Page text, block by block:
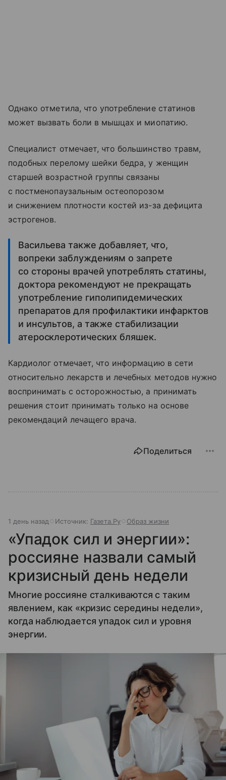
Однако отметила, что употребление статинов
может вызвать боли в мышцах и миопатию.
Специалист отмечает, что большинство травм,
подобных перелому шейки бедра, у женщин
старшей возрастной группы связаны
с постменопаузальным остеопорозом
и снижением плотности костей из-за дефицита
эстрогенов.
Васильева также добавляет, что,
вопреки заблуждениям о запрете
со стороны врачей употреблять статины,
доктора рекомендуют не прекращать
употребление гиполипидемических
препаратов для профилактики инфарктов
и инсультов, а также стабилизации
атеросклеротических бляшек.
Кардиолог отмечает, что информацию в сети
относительно лекарств и лечебных методов нужно
воспринимать с осторожностью, а принимать
решения стоит принимать только на основе
рекомендаций лечащего врача.
Поделиться
1 день назад Источник: Газета.Ру Образ жизни
«Упадок сил и энергии»:
россияне назвали самый
кризисный день недели
Многие россияне сталкиваются с таким
явлением, как «кризис середины недели»,
когда наблюдается упадок сил и уровня
энергии.